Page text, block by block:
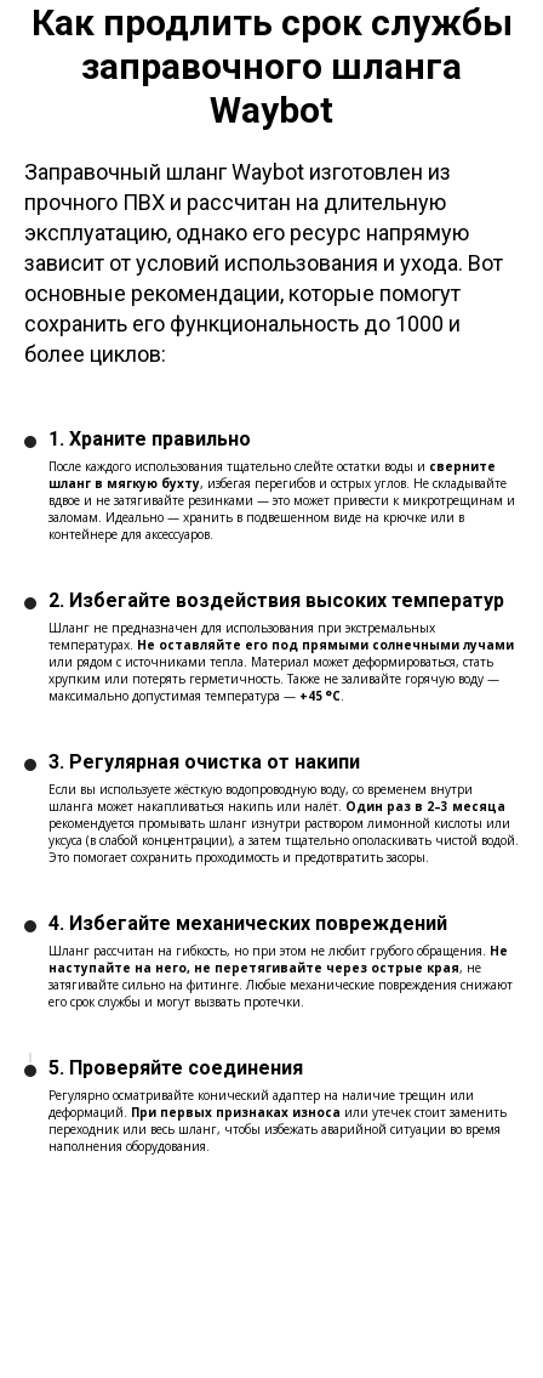
Как продлить срок службы
заправочного шланга
Waybot
Заправочный шланг Waybot изготовлен из
прочного ПВХ и рассчитан на длительную
эксплуатацию, однако его ресурс напрямую
зависит от условий использования и ухода. Вот
основные рекомендации, которые помогут
сохранить его функциональность до 1000 и
более циклов:
1. Храните правильно
После каждого использования тщательно слейте остатки воды и сверните
шланг в мягкую бухту, избегая перегибов и острых углов. Не складывайте
вдвое и не затягивайте резинками — это может привести к микротрещинам и
заломам. Идеально — хранить в подвешенном виде на крючке или в
контейнере для аксессуаров.
2. Избегайте воздействия высоких температур
Шланг не предназначен для использования при экстремальных
температурах. Не оставляйте его под прямыми солнечными лучами
или рядом с источниками тепла. Материал может деформироваться, стать
хрупким или потерять герметичность. Также не заливайте горячую воду —
максимально допустимая температура — +45 °C.
3. Регулярная очистка от накипи
Если вы используете жёсткую водопроводную воду, со временем внутри
шланга может накапливаться накипь или налёт. Один раз в 2–3 месяца
рекомендуется промывать шланг изнутри раствором лимонной кислоты или
уксуса (в слабой концентрации), а затем тщательно ополаскивать чистой водой.
Это помогает сохранить проходимость и предотвратить засоры.
4. Избегайте механических повреждений
Шланг рассчитан на гибкость, но при этом не любит грубого обращения. Не
наступайте на него, не перетягивайте через острые края, не
затягивайте сильно на фитинге. Любые механические повреждения снижают
его срок службы и могут вызвать протечки.
5. Проверяйте соединения
Регулярно осматривайте конический адаптер на наличие трещин или
деформаций. При первых признаках износа или утечек стоит заменить
переходник или весь шланг, чтобы избежать аварийной ситуации во время
наполнения оборудования.